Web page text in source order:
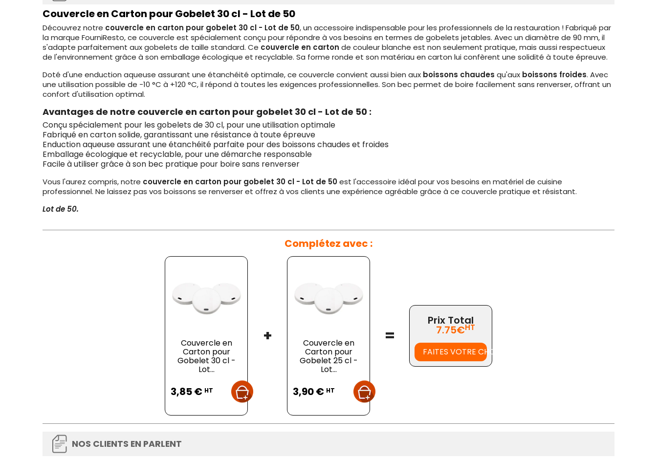
Couvercle en Carton pour Gobelet 30 cl - Lot de 50
Découvrez notre couvercle en carton pour gobelet 30 cl - Lot de 50, un accessoire indispensable pour les professionnels de la restauration ! Fabriqué par
la marque FourniResto, ce couvercle est spécialement conçu pour répondre à vos besoins en termes de gobelets jetables. Avec un diamètre de 90 mm, il
s'adapte parfaitement aux gobelets de taille standard. Ce couvercle en carton de couleur blanche est non seulement pratique, mais aussi respectueux
de l'environnement grâce à son emballage écologique et recyclable. Sa forme ronde et son matériau en carton lui confèrent une solidité à toute épreuve.
Doté d'une enduction aqueuse assurant une étanchéité optimale, ce couvercle convient aussi bien aux boissons chaudes qu'aux boissons froides. Avec
une utilisation possible de -10 °C à +120 °C, il répond à toutes les exigences professionnelles. Son bec permet de boire facilement sans renverser, offrant un
confort d'utilisation optimal.
Avantages de notre couvercle en carton pour gobelet 30 cl - Lot de 50 :
Conçu spécialement pour les gobelets de 30 cl, pour une utilisation optimale
Fabriqué en carton solide, garantissant une résistance à toute épreuve
Enduction aqueuse assurant une étanchéité parfaite pour des boissons chaudes et froides
Emballage écologique et recyclable, pour une démarche responsable
Facile à utiliser grâce à son bec pratique pour boire sans renverser
Vous l'aurez compris, notre couvercle en carton pour gobelet 30 cl - Lot de 50est l'accessoire idéal pour vos besoins en matériel de cuisine
professionnel. Ne laissez pas vos boissons se renverser et offrez à vos clients une expérience agréable grâce à ce couvercle pratique et résistant.
Lot de 50.
Complétez avec :
Couvercle en
Carton pour
Gobelet 30 cl -
Lot...
3,85 € HT
+ Couvercle en
Carton pour
Gobelet 25 cl -
Lot...
3,90 € HT
=
Prix Total
7.75€HT
FAITES VOTRE CHOIX
NOS CLIENTS EN PARLENT